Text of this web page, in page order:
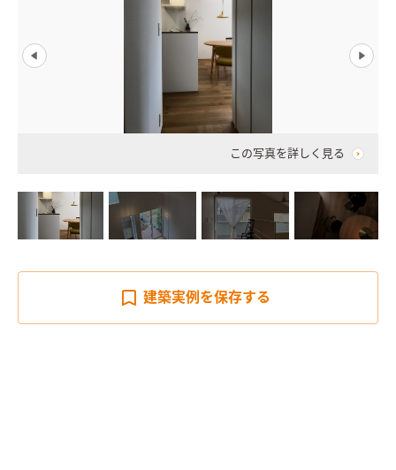
この写真を詳しく見る
建築実例を保存する